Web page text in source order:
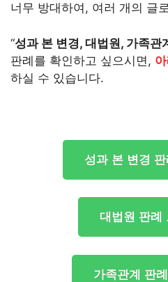
너무 방대하여, 여러 개의 글
“성과 본 변경, 대법원, 가족관
판례를 확인하고 싶으시면,
하실 수 있습니다.
성과 본 변경 판
대법원 판례
가족관계 판